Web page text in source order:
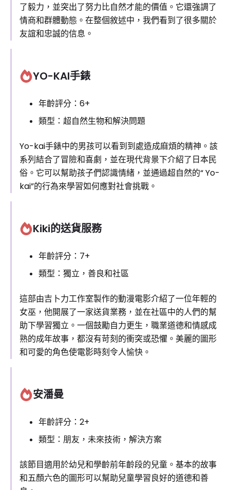
了毅力，並突出了努力比自然才能的價值。它還強調了
情商和群體動態。在整個敘述中，我們看到了很多關於
友誼和忠誠的信息。
YO-KAI手錶
年齡評分：6+
類型：超自然生物和解決問題
Yo-kai手錶中的男孩可以看到到處造成麻煩的精神。該
系列結合了冒險和喜劇，並在現代背景下介紹了日本民
俗。它可以幫助孩子們認識情緒，並通過超自然的“ Yo-
kai”的行為來學習如何應對社會挑戰。
Kiki的送貨服務
年齡評分：7+
類型：獨立，善良和社區
這部由吉卜力工作室製作的動漫電影介紹了一位年輕的
女巫，他開展了一家送貨業務，並在社區中的人們的幫
助下學習獨立。一個鼓勵自力更生，職業道德和情感成
熟的成年故事，都沒有苛刻的衝突或恐懼。美麗的圖形
和可愛的角色使電影時刻令人愉快。
安潘曼
年齡評分：2+
類型：朋友，未來技術，解決方案
該節目適用於幼兒和學齡前年齡段的兒童。基本的故事
和五顏六色的圖形可以幫助兒童學習良好的道德和善